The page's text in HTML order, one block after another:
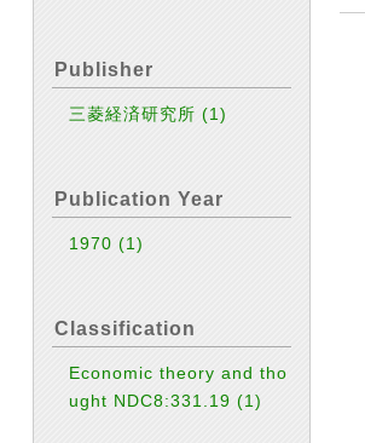
Publisher
三菱経済研究所(1)
Publication Year
1970(1)
Classification
Economic theory and tho
ught NDC8:331.19(1)